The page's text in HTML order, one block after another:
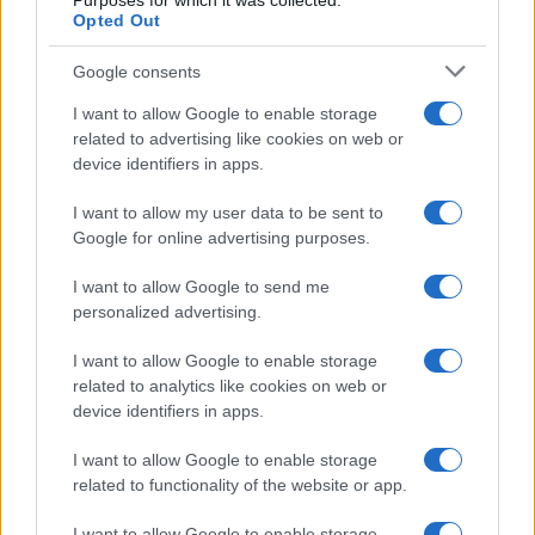
Opted Out
Google consents
I want to allow Google to enable storage
related to advertising like cookies on web or
device identifiers in apps.
I want to allow my user data to be sent to
Google for online advertising purposes.
I want to allow Google to send me
personalized advertising.
I want to allow Google to enable storage
related to analytics like cookies on web or
device identifiers in apps.
I want to allow Google to enable storage
related to functionality of the website or app.
Για τη δια ζώσης επανέναρξη των παραπάνω
δραστηριοτήτων, επίκειται έκδοση νέας Κοινής